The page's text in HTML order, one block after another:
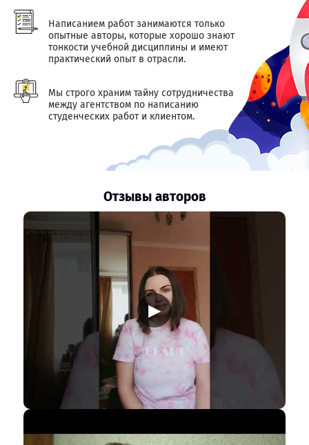
Написанием работ занимаются только
опытные авторы, которые хорошо знают
тонкости учебной дисциплины и имеют
практический опыт в отрасли.
Мы строго храним тайну сотрудничества
между агентством по написанию
студенческих работ и клиентом.
Отзывы авторов
▶